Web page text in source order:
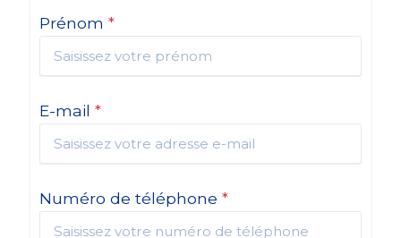
Prénom *
E-mail *
Numéro de téléphone *